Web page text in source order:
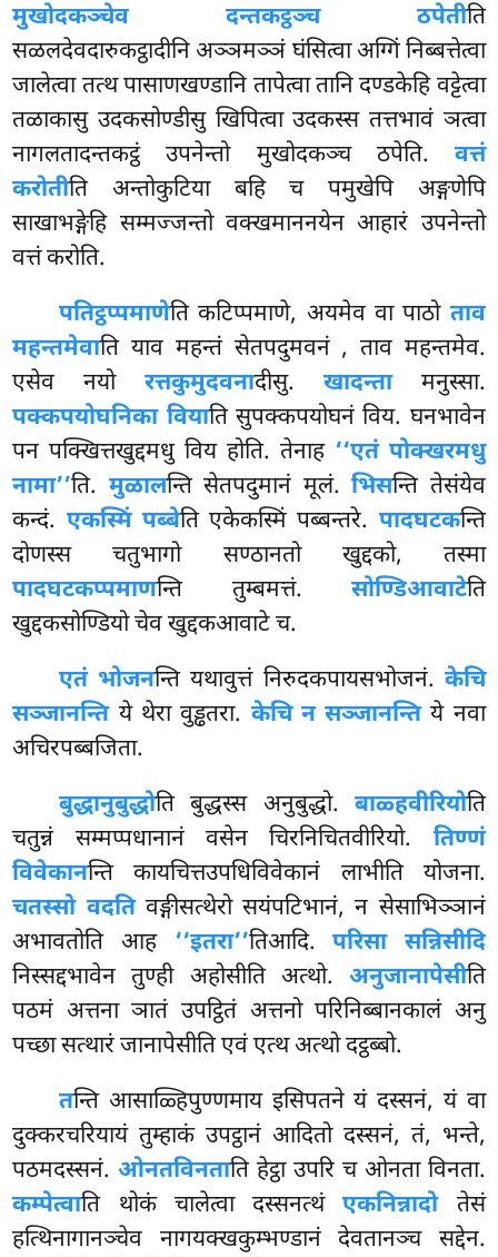
मुखोदकञ्चेव दन्तकट्ठञ्च ठपेतीति
सळलदेवदारुकट्ठादीनि अञ्ञमञ्ञं घंसित्वा अग्गिं निब्बत्तेत्वा
जालेत्वा तत्थ पासाणखण्डानि तापेत्वा तानि दण्डकेहि वट्टेत्वा
तळाकासु उदकसोण्डीसु खिपित्वा उदकस्स तत्तभावं ञत्वा
नागलतादन्तकट्ठं उपनेन्तो मुखोदकञ्च ठपेति. वत्तं
करोतीति अन्तोकुटिया बहि च पमुखेपि अङ्गणेपि
साखाभङ्गेहि सम्मज्जन्तो वक्खमाननयेन आहारं उपनेन्तो
वत्तं करोति.
पतिट्ठप्पमाणेति कटिप्पमाणे, अयमेव वा पाठो ताव
महन्तमेवाति याव महन्तं सेतपदुमवनं , ताव महन्तमेव.
एसेव नयो रत्तकुमुदवनादीसु. खादन्तामनुस्सा.
पक्कपयोघनिका वियाति सुपक्कपयोघनं विय. घनभावेन
पन पक्खित्तखुद्दमधु विय होति. तेनाह ‘‘एतं पोक्खरमधु
नामा’’ति. मुळालन्ति सेतपदुमानं मूलं.भिसन्ति तेसंयेव
कन्दं. एकस्मिं पब्बेति एकेकस्मिं पब्बन्तरे. पादघटकन्ति
दोणस्स चतुभागो सण्ठानतो खुद्दको, तस्मा
पादघटकप्पमाणन्ति तुम्बमत्तं. सोण्डिआवाटेति
खुद्दकसोण्डियो चेव खुद्दकआवाटे च.
एतं भोजनन्ति यथावुत्तं निरुदकपायसभोजनं. केचि
सञ्जानन्तिये थेरा वुड्ढतरा. केचि न सञ्जानन्तिये नवा
अचिरपब्बजिता.
बुद्धानुबुद्धोति बुद्धस्स अनुबुद्धो. बाळ्हवीरियोति
चतुन्नं सम्मप्पधानानं वसेन चिरनिचितवीरियो. तिण्णं
विवेकानन्ति कायचित्तउपधिविवेकानं लाभीति योजना.
चतस्सो वदतिवङ्गीसत्थेरो सयंपटिभानं, न सेसाभिञ्ञानं
अभावतोति आह ‘‘इतरा’’तिआदि.परिसा सन्निसीदि
निस्सद्दभावेन तुण्ही अहोसीति अत्थो. अनुजानापेसीति
पठमं अत्तना ञातं उपट्ठितं अत्तनो परिनिब्बानकालं अनु
पच्छा सत्थारं जानापेसीति एवं एत्थ अत्थो दट्ठब्बो.
तन्ति आसाळ्हिपुण्णमाय इसिपतने यं दस्सनं, यं वा
दुक्करचरियायं तुम्हाकं उपट्ठानं आदितो दस्सनं, तं, भन्ते,
पठमदस्सनं.ओनतविनताति हेट्ठा उपरि च ओनता विनता.
कम्पेत्वाति थोकं चालेत्वा दस्सनत्थंएकनिन्नादोतेसं
हत्थिनागानञ्चेव नागयक्खकुम्भण्डानं देवतानञ्च सद्देन.